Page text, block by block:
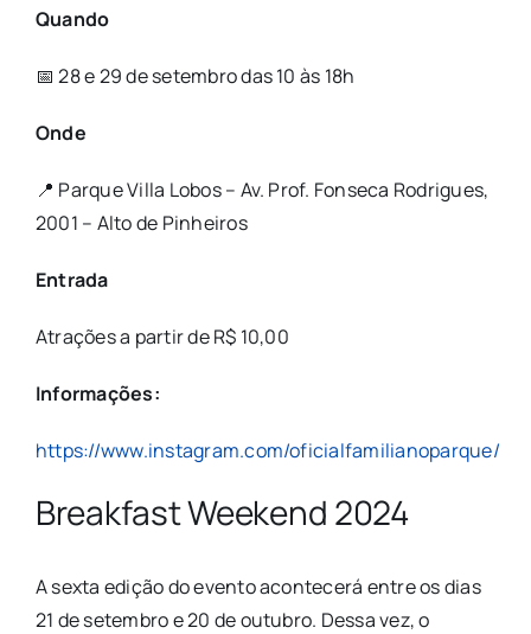
Quando
📅 28 e 29 de setembro das 10 às 18h
Onde
📍 Parque Villa Lobos – Av. Prof. Fonseca Rodrigues,
2001 – Alto de Pinheiros
Entrada
Atrações a partir de R$ 10,00
Informações:
https://www.instagram.com/oficialfamilianoparque/
Breakfast Weekend 2024
A sexta edição do evento acontecerá entre os dias
21 de setembro e 20 de outubro. Dessa vez, o